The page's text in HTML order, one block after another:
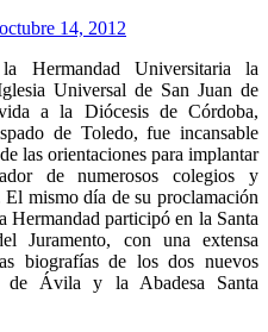
14, 2012
Hermandad Universitaria la
Universal de San Juan de
a la Diócesis de Córdoba,
de Toledo, fue incansable
las orientaciones para implantar
de numerosos colegios y
mismo día de su proclamación
participó en la Santa
Juramento, con una extensa
biografías de los dos nuevos
de Ávila y la Abadesa Santa